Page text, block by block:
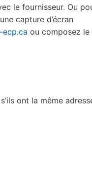
le fournisseur. Ou
capture d’écran
ecp.ca ou composez le
ont la même